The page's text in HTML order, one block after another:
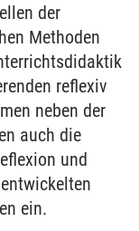
der
Methoden
reflexiv
neben der
auch die
und
ein.